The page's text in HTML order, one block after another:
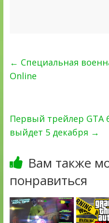
← Cпециальная
Online
Первый трейлер GTA
выйдет 5 декабря →
Вам также
понравиться